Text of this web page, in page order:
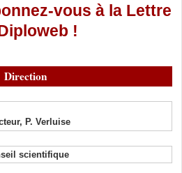
vous à la Lettre
!
Direction
P. Verluise
scientifique